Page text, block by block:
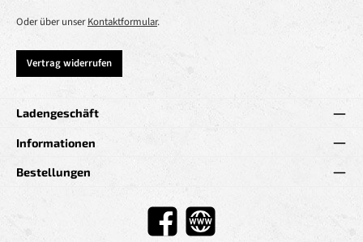
Oder über unserKontaktformular.
Vertrag widerrufen
Ladengeschäft
Informationen
Bestellungen
Facebook Website